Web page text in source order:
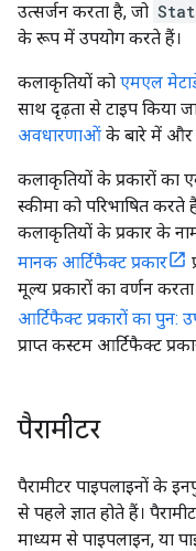
उत्सर्जन करता है, जो
के रूप में उपयोग करते हैं।
कलाकृतियों को एमएल
साथ दृढ़ता से टाइप किया
अवधारणाओंके बारे में और
कलाकृतियों के प्रकारों
स्कीमा को परिभाषित
कलाकृतियों के प्रकार के
मानक आर्टिफैक्ट प्रकार
मूल्य प्रकारों का वर्णन
आर्टिफैक्ट प्रकारों का पुन:
प्राप्त कस्टम आर्टिफैक्ट
पैरामीटर
पैरामीटर पाइपलाइनों के
से पहले ज्ञात होते हैं।
माध्यम से पाइपलाइन, या